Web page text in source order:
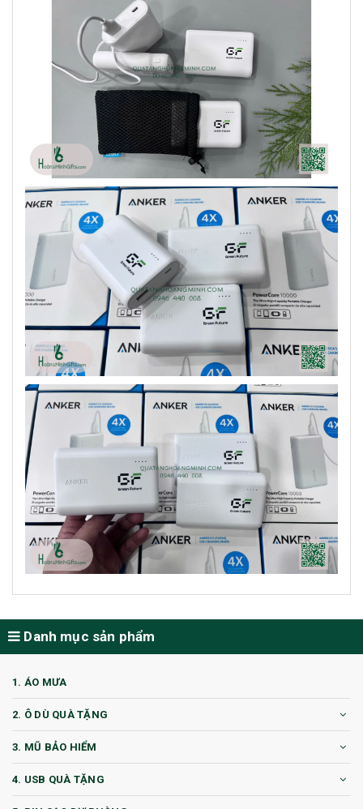
Danh mục sản phẩm
1. ÁO MƯA
2. Ô DÙ QUÀ TẶNG
3. MŨ BẢO HIỂM
4. USB QUÀ TẶNG